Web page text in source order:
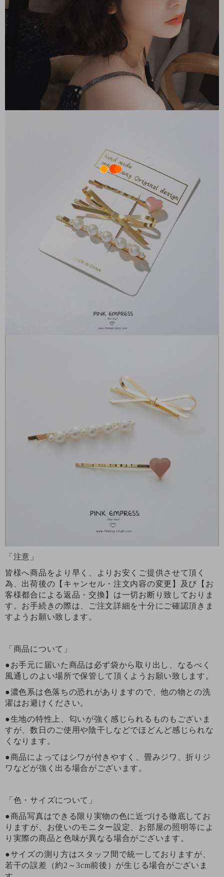
「注意」
皆様へ商品をより早く、よりお安くご提供させて頂く
為、出荷後の【キャンセル・注文内容の変更】及び【お
客様都合による返品・交換】は一切お断り致しておりま
す。お手続きの際は、ご注文詳細を十分にご確認頂きま
すようお願い致します。
「商品について」
●お手元に届いた商品は必ず袋から取り出し、なるべく
風通しのよい場所で保管して頂くようお願い致します。
●濃色系は色落ちの恐れがありますので、他の物との洗
濯はお避けください。
●生地の特性上、匂いが強く感じられるものもございま
すが、数日のご使用や陰干しなどでほどんど感じられな
くなります。
●商品によってはシワが付きやすく、畳みジワ、折りジ
ワなどが強く出る場合がございます。
「色・サイズについて」
●商品写真はできる限り実物の色に近づける徹底してお
りますが、お使いのモニター設定、お部屋の照明等によ
り実際の商品と色味が異なる場合がございます。
●サイズの測り方はスタッフ間で統一しておりますが、
若干の誤差（約2～3cm前後）が生じる場合がございま